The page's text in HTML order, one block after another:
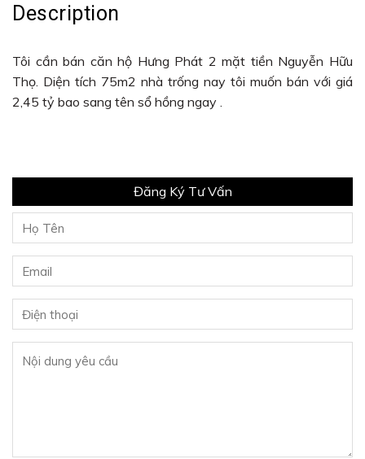
Description
Tôi cần bán căn hộ Hưng Phát 2 mặt tiền Nguyễn Hữu
Thọ. Diện tích 75m2 nhà trống nay tôi muốn bán với giá
2,45 tỷ bao sang tên sổ hồng ngay .
Đăng Ký Tư Vấn